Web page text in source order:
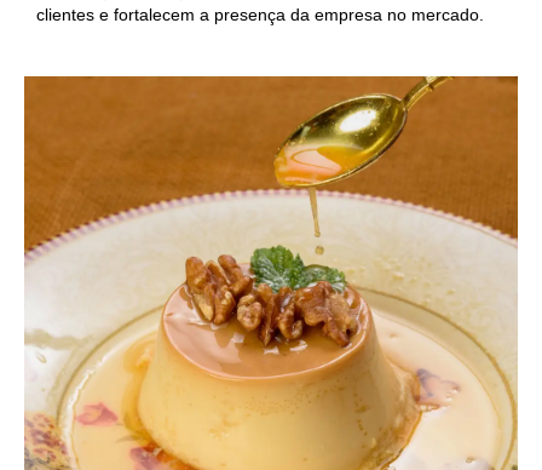
clientes e fortalecem a presença da empresa no mercado.